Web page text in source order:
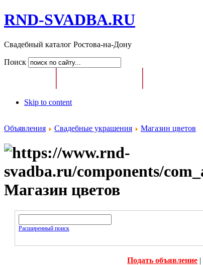
RND-SVADBA.RU
Свадебный каталог Ростова-на-Дону
Поиск
Skip to content
Объявления Свадебные украшения Магазин цветов
Магазин цветов
Расширенный поиск
Подать объявление |